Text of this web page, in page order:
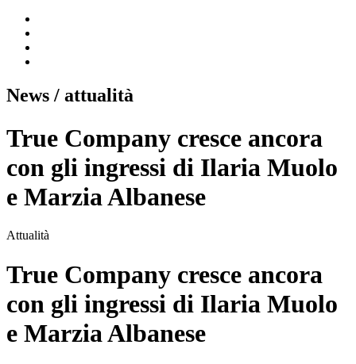
News / attualità
True Company cresce ancora
con gli ingressi di Ilaria Muolo
e Marzia Albanese
Attualità
True Company cresce ancora
con gli ingressi di Ilaria Muolo
e Marzia Albanese